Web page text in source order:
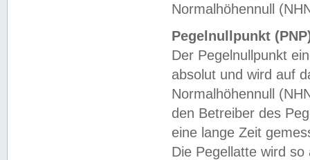
Normalhöhennull
Pegelnullpunkt
Der Pegelnullpunkt
absolut und wird auf
Normalhöhennull
den Betreiber des
eine lange Zeit
Die Pegellatte wird